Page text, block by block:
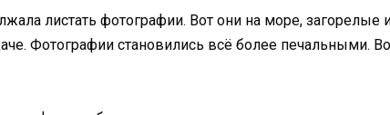
листать фотографии. Вот они на море, загорелые
Фотографии становились всё более печальными.